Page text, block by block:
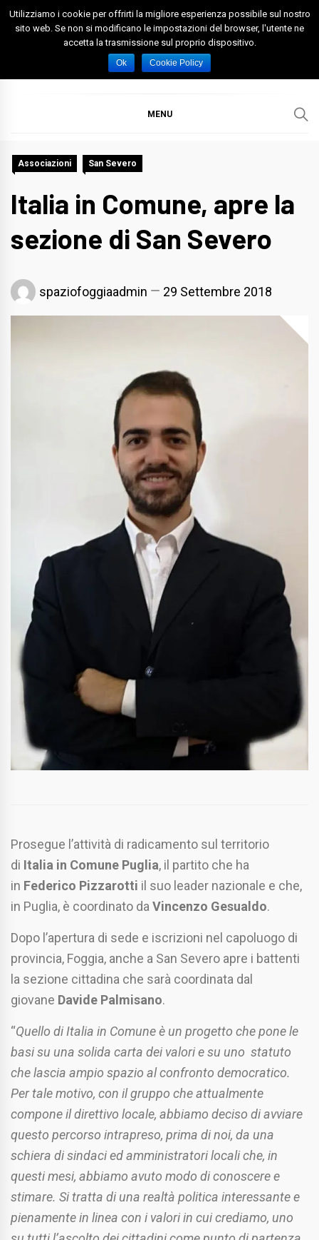
Skip
Spazio Foggia
Foggia News Calcio Eventi e Attività nella Capitanata
MENU
Associazioni San Severo
Italia in Comune, apre la
sezione di San Severo
spaziofoggiaadmin 29 Settembre 2018
Prosegue l’attività di radicamento sul territorio
di Italia in Comune Puglia, il partito che ha
in Federico Pizzarotti il suo leader nazionale e che,
in Puglia, è coordinato da Vincenzo Gesualdo.
Dopo l’apertura di sede e iscrizioni nel capoluogo di
provincia, Foggia, anche a San Severo apre i battenti
la sezione cittadina che sarà coordinata dal
giovane Davide Palmisano.
“Quello di Italia in Comune è un progetto che pone le
basi su una solida carta dei valori e su uno statuto
che lascia ampio spazio al confronto democratico.
Per tale motivo, con il gruppo che attualmente
compone il direttivo locale, abbiamo deciso di avviare
questo percorso intrapreso, prima di noi, da una
schiera di sindaci ed amministratori locali che, in
questi mesi, abbiamo avuto modo di conoscere e
stimare. Si tratta di una realtà politica interessante e
pienamente in linea con i valori in cui crediamo, uno
Utilizziamo i cookie per offrirti la migliore esperienza possibile sul nostro
sito web. Se non si modificano le impostazioni del browser, l'utente ne
accetta la trasmissione sul proprio dispositivo.
Ok Cookie Policy